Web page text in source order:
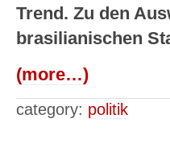
Trend. Zu den
brasilianischen
(more…)
category: politik